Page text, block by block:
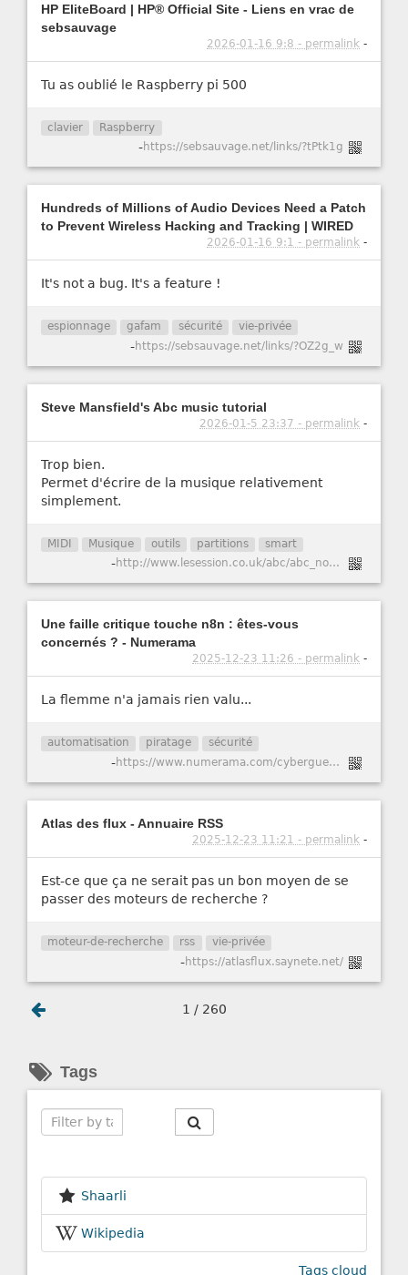
HP EliteBoard | HP® Official Site - Liens en vrac de
sebsauvage
2026-01-16 9:8 - permalink -
Tu as oublié le Raspberry pi 500
clavier Raspberry
-https://sebsauvage.net/links/?tPtk1g
Hundreds of Millions of Audio Devices Need a Patch
to Prevent Wireless Hacking and Tracking | WIRED
2026-01-16 9:1 - permalink -
It's not a bug. It's a feature !
espionnage gafam sécurité vie-privée
-https://sebsauvage.net/links/?OZ2g_w
Steve Mansfield's Abc music tutorial
2026-01-5 23:37 - permalink -
Trop bien.
Permet d'écrire de la musique relativement
simplement.
MIDI Musique outils partitions smart
- http://www.lesession.co.uk/abc/abc_notation.htm
Une faille critique touche n8n : êtes-vous
concernés ? - Numerama
2025-12-23 11:26 - permalink -
La flemme n'a jamais rien valu...
automatisation piratage sécurité
- https://www.numerama.com/cyberguerre/2147741-une-faille-critique-touche-n8n-etes-vous-concernes.html
Atlas des flux - Annuaire RSS
2025-12-23 11:21 - permalink -
Est-ce que ça ne serait pas un bon moyen de se
passer des moteurs de recherche ?
moteur-de-recherche rss vie-privée
-https://atlasflux.saynete.net/
1 / 260
Tags
Shaarli
Wikipedia
Tags cloud